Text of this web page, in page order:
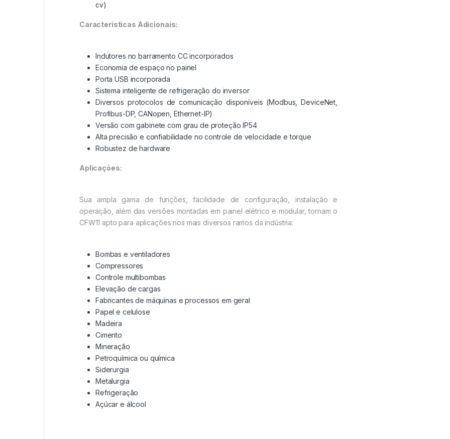
cv)
Características Adicionais:
Indutores no barramento CC incorporados
Economia de espaço no painel
Porta USB incorporada
Sistema inteligente de refrigeração do inversor
Diversos protocolos de comunicação disponíveis (Modbus, DeviceNet,
Profibus-DP, CANopen, Ethernet-IP)
Versão com gabinete com grau de proteção IP54
Alta precisão e confiabilidade no controle de velocidade e torque
Robustez de hardware
Aplicações:
Sua ampla gama de funções, facilidade de configuração, instalação e
operação, além das versões montadas em painel elétrico e modular, tornam o
CFW11 apto para aplicações nos mais diversos ramos da indústria:
Bombas e ventiladores
Compressores
Controle multibombas
Elevação de cargas
Fabricantes de máquinas e processos em geral
Papel e celulose
Madeira
Cimento
Mineração
Petroquímica ou química
Siderurgia
Metalurgia
Refrigeração
Açúcar e álcool